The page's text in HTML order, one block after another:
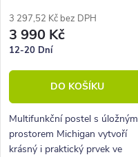
3 297,52 Kč bez DPH
3 990 Kč
12-20 Dní
DO KOŠÍKU
Multifunkční postel s úložným
prostorem Michigan vytvoří
krásný i praktický prvek ve